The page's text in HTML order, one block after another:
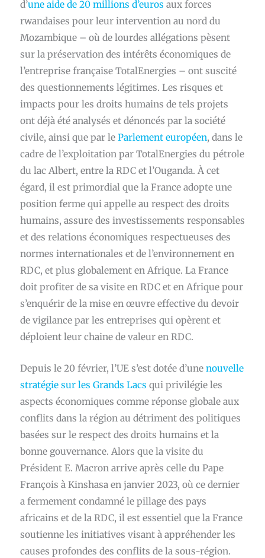
d’une aide de 20 millions d’euros aux forces
rwandaises pour leur intervention au nord du
Mozambique – où de lourdes allégations pèsent
sur la préservation des intérêts économiques de
l’entreprise française TotalEnergies – ont suscité
des questionnements légitimes. Les risques et
impacts pour les droits humains de tels projets
ont déjà été analysés et dénoncés par la société
civile, ainsi que par le Parlement européen, dans le
cadre de l’exploitation par TotalEnergies du pétrole
du lac Albert, entre la RDC et l’Ouganda. À cet
égard, il est primordial que la France adopte une
position ferme qui appelle au respect des droits
humains, assure des investissements responsables
et des relations économiques respectueuses des
normes internationales et de l’environnement en
RDC, et plus globalement en Afrique. La France
doit profiter de sa visite en RDC et en Afrique pour
s’enquérir de la mise en œuvre effective du devoir
de vigilance par les entreprises qui opèrent et
déploient leur chaine de valeur en RDC.
Depuis le 20 février, l’UE s’est dotée d’une nouvelle
stratégie sur les Grands Lacs qui privilégie les
aspects économiques comme réponse globale aux
conflits dans la région au détriment des politiques
basées sur le respect des droits humains et la
bonne gouvernance. Alors que la visite du
Président E. Macron arrive après celle du Pape
François à Kinshasa en janvier 2023, où ce dernier
a fermement condamné le pillage des pays
africains et de la RDC, il est essentiel que la France
soutienne les initiatives visant à appréhender les
causes profondes des conflits de la sous-région.